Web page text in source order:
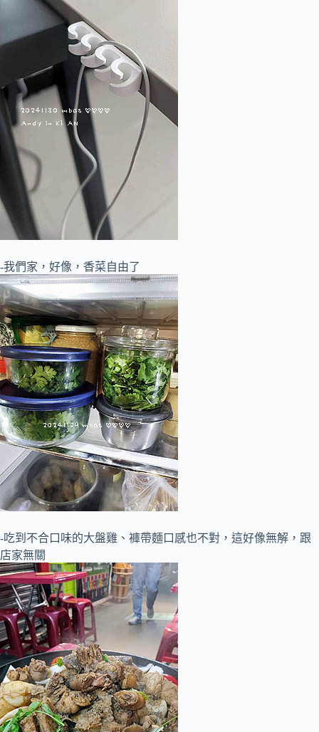
-我們家，好像，香菜自由了
-吃到不合口味的大盤雞、褲帶麵口感也不對，這好像無解，跟
店家無關